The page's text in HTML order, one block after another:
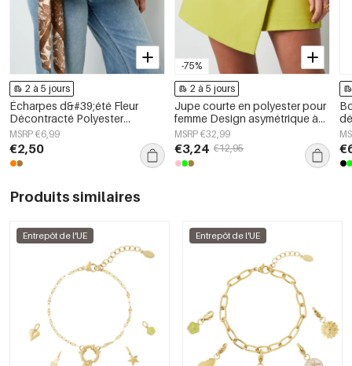
2 à 5 jours
Écharpes d&#39;été Fleur
Décontracté Polyester
Accessoires quotidiens
MSRP €6,99
€2,50
-75%
2 à 5 jours
Jupe courte en polyester pour
femme Design asymétrique à
rabat
MSRP €32,99
€3,24 €12,95
Produits similaires
Entrepôt de l'UE Entrepôt de l'UE